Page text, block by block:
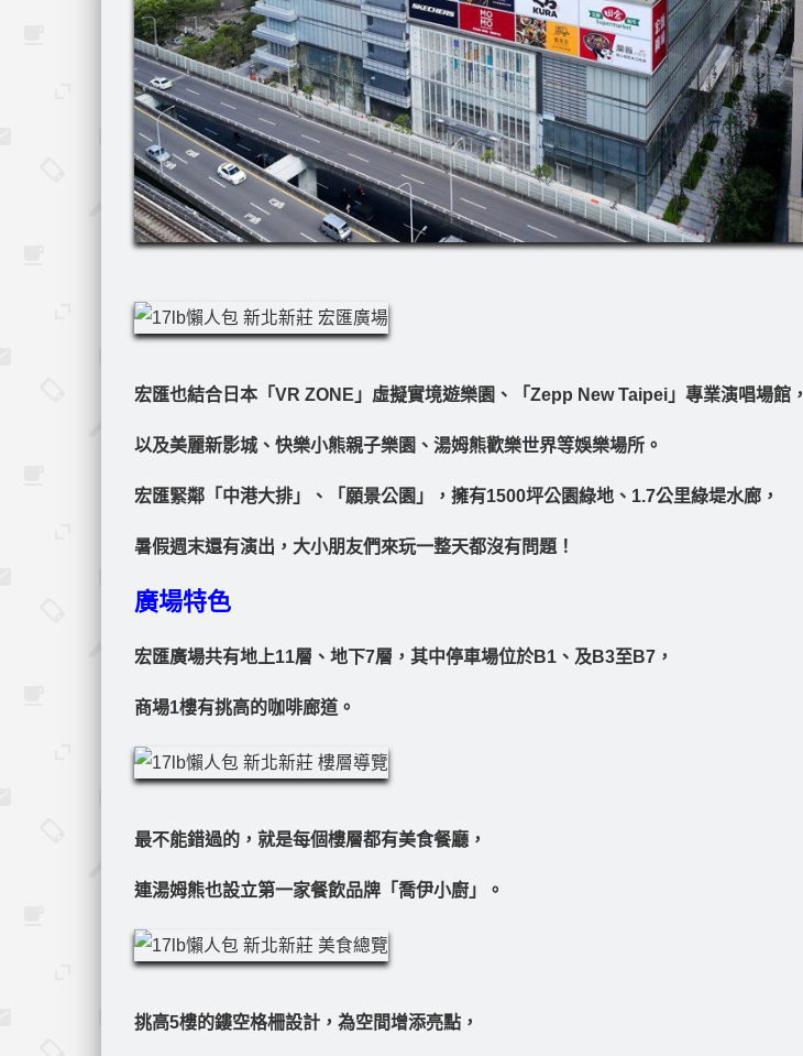
宏匯也結合日本「VR ZONE」虛擬實境遊樂園、「Zepp New Taipei」專業演唱場館，
以及美麗新影城、快樂小熊親子樂園、湯姆熊歡樂世界等娛樂場所。
宏匯緊鄰「中港大排」、「願景公園」，擁有1500坪公園綠地、1.7公里綠堤水廊，
暑假週末還有演出，大小朋友們來玩一整天都沒有問題！
廣場特色
宏匯廣場共有地上11層、地下7層，其中停車場位於B1、及B3至B7，
商場1樓有挑高的咖啡廊道。
最不能錯過的，就是每個樓層都有美食餐廳，
連湯姆熊也設立第一家餐飲品牌「喬伊小廚」。
挑高5樓的鏤空格柵設計，為空間增添亮點，